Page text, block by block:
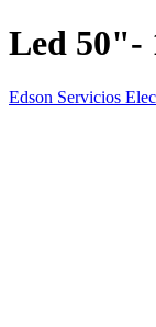
Led 50"-
Edson Servicios